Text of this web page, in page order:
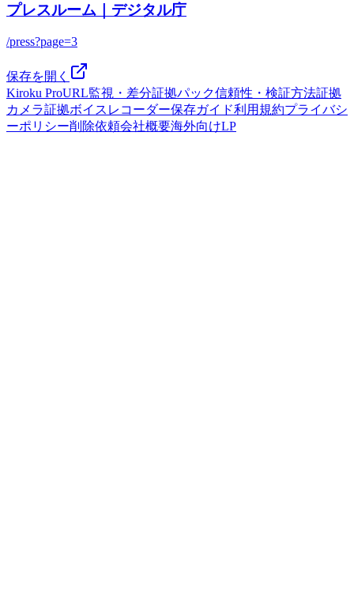
プレスルーム｜デジタル庁
/press?page=3
保存を開く
Kiroku ProURL監視・差分証拠パック信頼性・検証方法証拠
カメラ証拠ボイスレコーダー保存ガイド利用規約プライバシ
ーポリシー削除依頼会社概要海外向けLP